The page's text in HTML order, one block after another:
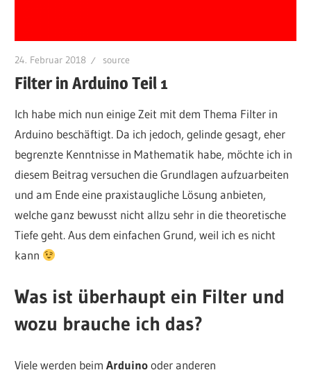
24. Februar 2018 source
Filter in Arduino Teil 1
Ich habe mich nun einige Zeit mit dem Thema Filter in
Arduino beschäftigt. Da ich jedoch, gelinde gesagt, eher
begrenzte Kenntnisse in Mathematik habe, möchte ich in
diesem Beitrag versuchen die Grundlagen aufzuarbeiten
und am Ende eine praxistaugliche Lösung anbieten,
welche ganz bewusst nicht allzu sehr in die theoretische
Tiefe geht. Aus dem einfachen Grund, weil ich es nicht
kann
Was ist überhaupt ein Filter und
wozu brauche ich das?
Viele werden beimArduinooder anderen